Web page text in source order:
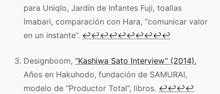
para Uniqlo, Jardín de Infantes Fuji, toallas
Imabari, comparación con Hara, “comunicar valor
en un instante”. ↩↩↩↩↩↩↩↩↩↩
Designboom, “Kashiwa Sato Interview” (2014).
Años en Hakuhodo, fundación de SAMURAI,
modelo de “Productor Total”, libros. ↩↩↩↩